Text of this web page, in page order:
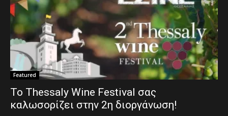
Featured
Το Thessaly Wine Festival σας
καλωσορίζει στην 2η διοργάνωση!